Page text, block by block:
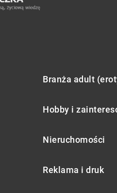
Branża adult
Hobby i
Nieruchomości
Reklama i druk